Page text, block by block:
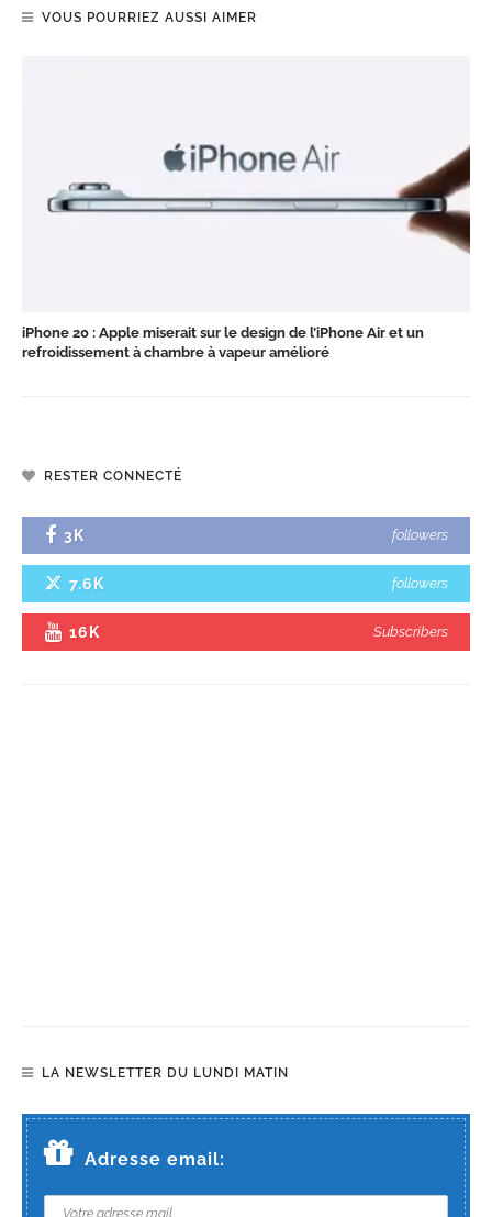
VOUS POURRIEZ AUSSI AIMER
iPhone 20 : Apple miserait sur le design de l’iPhone Air et un
refroidissement à chambre à vapeur amélioré
RESTER CONNECTÉ
3K followers
7.6K followers
16K Subscribers
LA NEWSLETTER DU LUNDI MATIN
Adresse email: